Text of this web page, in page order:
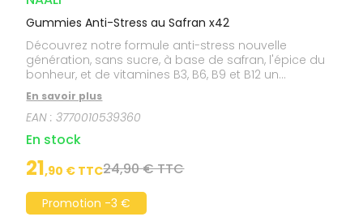
Gummies Anti-Stress au Safran x42
Découvrez notre formule anti-stress nouvelle
génération, sans sucre, à base de safran, l'épice du
bonheur, et de vitamines B3, B6, B9 et B12 un
concentré de bien-être pour les esprits sursollicités.
En savoir plus
EAN :3770010539360
En stock
21,90 € TTC24,90 € TTC
Promotion -3 €